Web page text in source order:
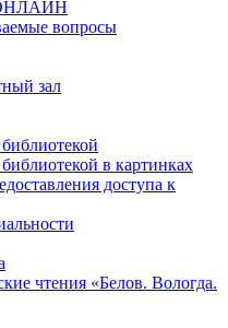
ОНЛАЙН
вопросы
зал
в картинках
доступа к
чтения «Белов. Вологда.